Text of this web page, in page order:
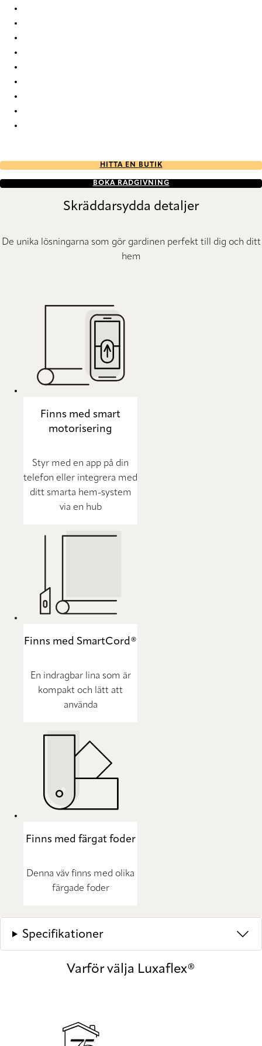
HITTA EN BUTIK
BOKA RÅDGIVNING
Skräddarsydda detaljer
De unika lösningarna som gör gardinen perfekt till dig och ditt
hem
Finns med smart
motorisering
Styr med en app på din
telefon eller integrera med
ditt smarta hem-system
via en hub
Finns med SmartCord®
En indragbar lina som är
kompakt och lätt att
använda
Finns med färgat foder
Denna väv finns med olika
färgade foder
Specifikationer
Varför välja Luxaflex®